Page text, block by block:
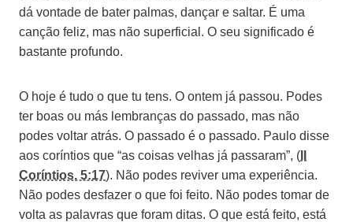
dá vontade de bater palmas, dançar e saltar. É uma
canção feliz, mas não superficial. O seu significado é
bastante profundo.
O hoje é tudo o que tu tens. O ontem já passou. Podes
ter boas ou más lembranças do passado, mas não
podes voltar atrás. O passado é o passado. Paulo disse
aos coríntios que “as coisas velhas já passaram”, (
Coríntios. 5:17). Não podes reviver uma experiência.
Não podes desfazer o que foi feito. Não podes tomar de
volta as palavras que foram ditas. O que está feito, está